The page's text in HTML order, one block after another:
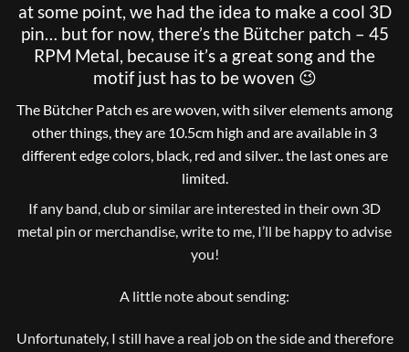
at some point, we had the idea to make a cool 3D
pin… but for now, there’s the Bütcher patch – 45
RPM Metal, because it’s a great song and the
motif just has to be woven 😉
The Bütcher Patch es are woven, with silver elements among
other things, they are 10.5cm high and are available in 3
different edge colors, black, red and silver.. the last ones are
limited.
If any band, club or similar are interested in their own 3D
metal pin or merchandise, write to me, I’ll be happy to advise
you!
A little note about sending:
Unfortunately, I still have a real job on the side and therefore